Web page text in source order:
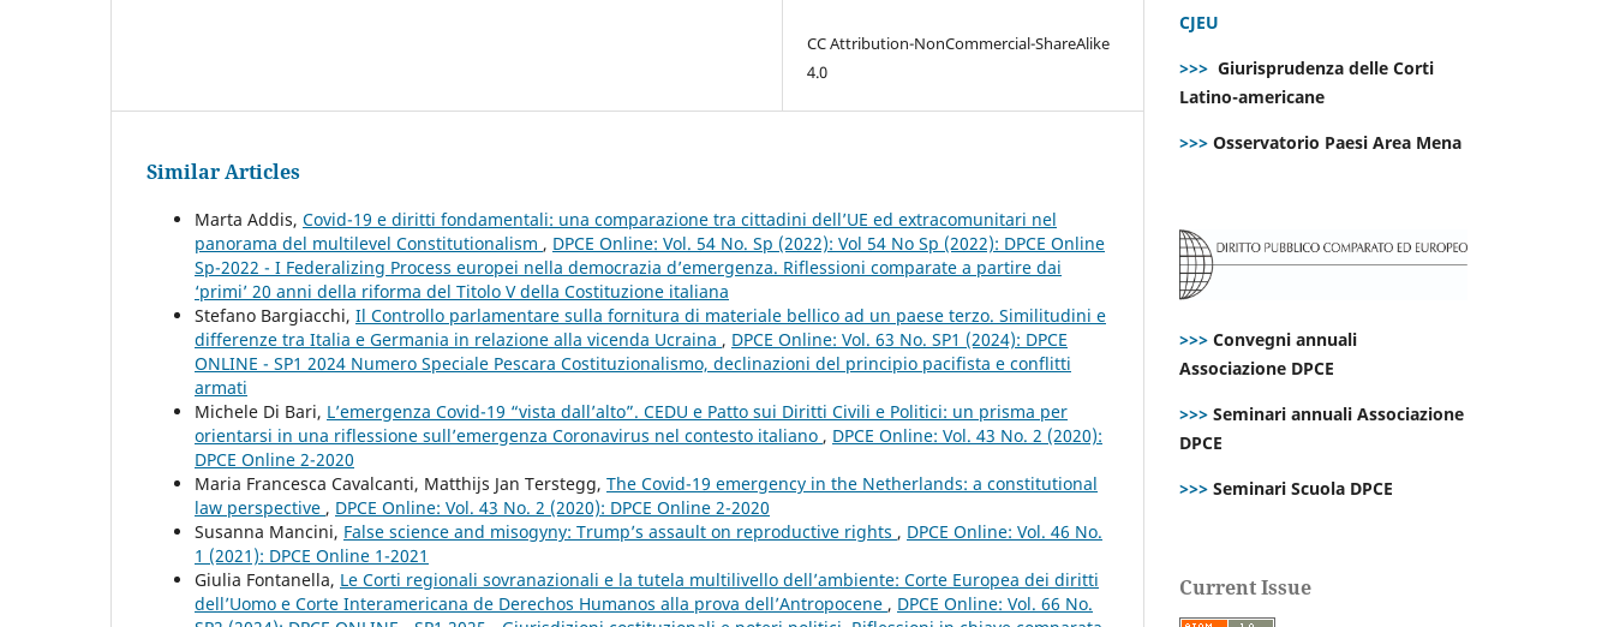
CC Attribution-NonCommercial-ShareAlike
4.0
Similar Articles
Marta Addis, Covid-19 e diritti fondamentali: una comparazione tra cittadini dell’UE ed extracomunitari nel
panorama del multilevel Constitutionalism , DPCE Online: Vol. 54 No. Sp (2022): Vol 54 No Sp (2022): DPCE Online
Sp-2022 - I Federalizing Process europei nella democrazia d’emergenza. Riflessioni comparate a partire dai
‘primi’ 20 anni della riforma del Titolo V della Costituzione italiana
Stefano Bargiacchi, Il Controllo parlamentare sulla fornitura di materiale bellico ad un paese terzo. Similitudini e
differenze tra Italia e Germania in relazione alla vicenda Ucraina , DPCE Online: Vol. 63 No. SP1 (2024): DPCE
ONLINE - SP1 2024 Numero Speciale Pescara Costituzionalismo, declinazioni del principio pacifista e conflitti
armati
Michele Di Bari, L’emergenza Covid-19 “vista dall’alto”. CEDU e Patto sui Diritti Civili e Politici: un prisma per
orientarsi in una riflessione sull’emergenza Coronavirus nel contesto italiano , DPCE Online: Vol. 43 No. 2 (2020):
DPCE Online 2-2020
Maria Francesca Cavalcanti, Matthijs Jan Terstegg, The Covid-19 emergency in the Netherlands: a constitutional
law perspective , DPCE Online: Vol. 43 No. 2 (2020): DPCE Online 2-2020
Susanna Mancini, False science and misogyny: Trump’s assault on reproductive rights , DPCE Online: Vol. 46 No.
1 (2021): DPCE Online 1-2021
Giulia Fontanella, Le Corti regionali sovranazionali e la tutela multilivello dell’ambiente: Corte Europea dei diritti
dell’Uomo e Corte Interamericana de Derechos Humanos alla prova dell’Antropocene , DPCE Online: Vol. 66 No.
CJEU
>>> Giurisprudenza delle Corti
Latino-americane
>>> Osservatorio Paesi Area Mena
>>> Convegni annuali
Associazione DPCE
>>> Seminari annuali Associazione
DPCE
>>> Seminari Scuola DPCE
Current Issue